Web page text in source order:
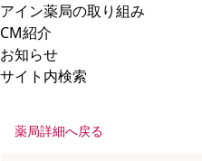
アイン薬局の取り組み
CM紹介
お知らせ
サイト内検索
薬局詳細へ戻る